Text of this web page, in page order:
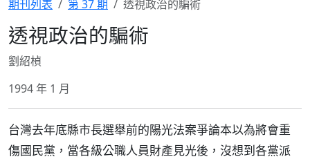
期刊列表 第 37 期 透視政治的騙術
透視政治的騙術
劉紹楨
1994 年 1 月
台灣去年底縣市長選舉前的陽光法案爭論本以為將會重
傷國民黨，當各級公職人員財產見光後，沒想到各黨派